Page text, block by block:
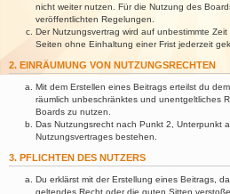
nicht weiter nutzen. Für die Nutzung des
veröffentlichten Regelungen.
Der Nutzungsvertrag wird auf unbestimmte
Seiten ohne Einhaltung einer Frist jederzeit
2. EINRÄUMUNG VON NUTZUNGSRECHTEN
Mit dem Erstellen eines Beitrags erteilst du
räumlich unbeschränktes und unentgeltliches
Boards zu nutzen.
Das Nutzungsrecht nach Punkt 2, Unterpunkt
Nutzungsvertrages bestehen.
3. PFLICHTEN DES NUTZERS
Du erklärst mit der Erstellung eines Beitrags,
geltendes Recht oder die guten Sitten